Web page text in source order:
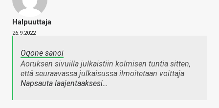
Halpuuttaja
26.9.2022
Oqone sanoi
Aoruksen sivuilla julkaistiin kolmisen tuntia sitten,
että seuraavassa julkaisussa ilmoitetaan voittaja
Napsauta laajentaaksesi…